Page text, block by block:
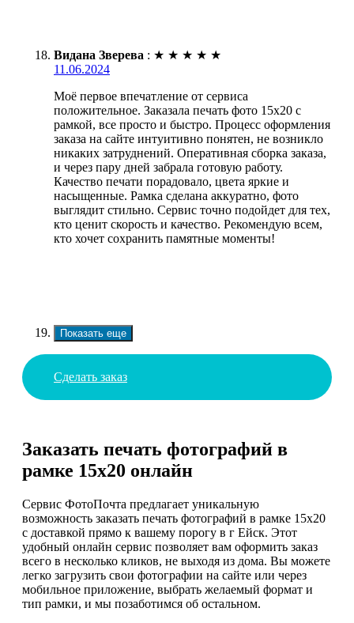
Видана Зверева : ★ ★ ★ ★ ★
11.06.2024
Моё первое впечатление от сервиса
положительное. Заказала печать фото 15х20 с
рамкой, все просто и быстро. Процесс оформления
заказа на сайте интуитивно понятен, не возникло
никаких затруднений. Оперативная сборка заказа,
и через пару дней забрала готовую работу.
Качество печати порадовало, цвета яркие и
насыщенные. Рамка сделана аккуратно, фото
выглядит стильно. Сервис точно подойдет для тех,
кто ценит скорость и качество. Рекомендую всем,
кто хочет сохранить памятные моменты!
Показать еще
Сделать заказ
Заказать печать фотографий в
рамке 15х20 онлайн
Сервис ФотоПочта предлагает уникальную
возможность заказать печать фотографий в рамке 15х20
с доставкой прямо к вашему порогу в г Ейск. Этот
удобный онлайн сервис позволяет вам оформить заказ
всего в несколько кликов, не выходя из дома. Вы можете
легко загрузить свои фотографии на сайте или через
мобильное приложение, выбрать желаемый формат и
тип рамки, и мы позаботимся об остальном.